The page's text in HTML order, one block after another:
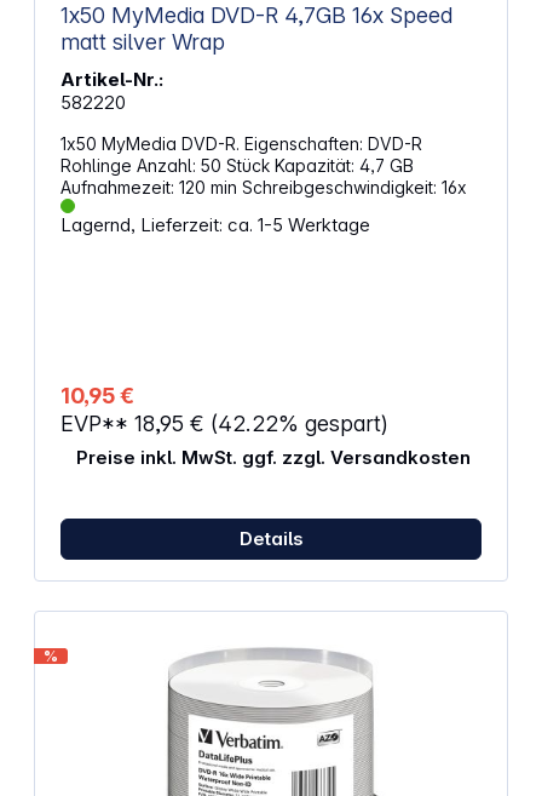
1x50 MyMedia DVD-R 4,7GB 16x Speed
matt silver Wrap
Artikel-Nr.:
582220
1x50 MyMedia DVD-R. Eigenschaften: DVD-R
Rohlinge Anzahl: 50 Stück Kapazität: 4,7 GB
Aufnahmezeit: 120 min Schreibgeschwindigkeit: 16x
Lagernd, Lieferzeit: ca. 1-5 Werktage
10,95 €
EVP** 18,95 € (42.22% gespart)
Preise inkl. MwSt. ggf. zzgl. Versandkosten
Details
%